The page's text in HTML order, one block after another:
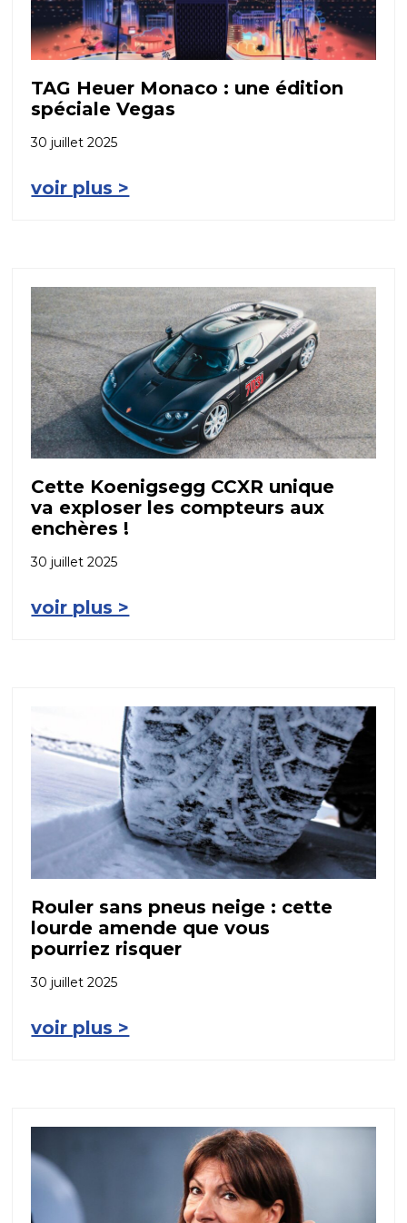
TAG Heuer Monaco : une édition
spéciale Vegas
30 juillet 2025
voir plus >
Cette Koenigsegg CCXR unique
va exploser les compteurs aux
enchères !
30 juillet 2025
voir plus >
Rouler sans pneus neige : cette
lourde amende que vous
pourriez risquer
30 juillet 2025
voir plus >